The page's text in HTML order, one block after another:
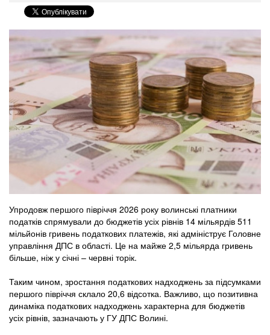
Упродовж першого півріччя 2026 року волинські платники
податків спрямували до бюджетів усіх рівнів 14 мільярдів 511
мільйонів гривень податкових платежів, які адмініструє Головне
управління ДПС в області. Це на майже 2,5 мільярда гривень
більше, ніж у січні – червні торік.
Таким чином, зростання податкових надходжень за підсумками
першого півріччя склало 20,6 відсотка. Важливо, що позитивна
динаміка податкових надходжень характерна для бюджетів
усіх рівнів, зазначають у ГУ ДПС Волині.